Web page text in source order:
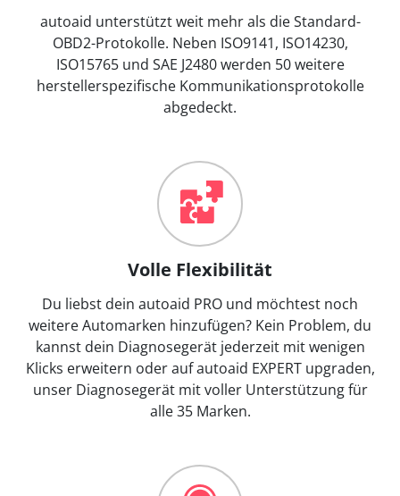
autoaid unterstützt weit mehr als die Standard-
OBD2-Protokolle. Neben ISO9141, ISO14230,
ISO15765 und SAE J2480 werden 50 weitere
herstellerspezifische Kommunikationsprotokolle
abgedeckt.
Volle Flexibilität
Du liebst dein autoaid PRO und möchtest noch
weitere Automarken hinzufügen? Kein Problem, du
kannst dein Diagnosegerät jederzeit mit wenigen
Klicks erweitern oder auf autoaid EXPERT upgraden,
unser Diagnosegerät mit voller Unterstützung für
alle 35 Marken.